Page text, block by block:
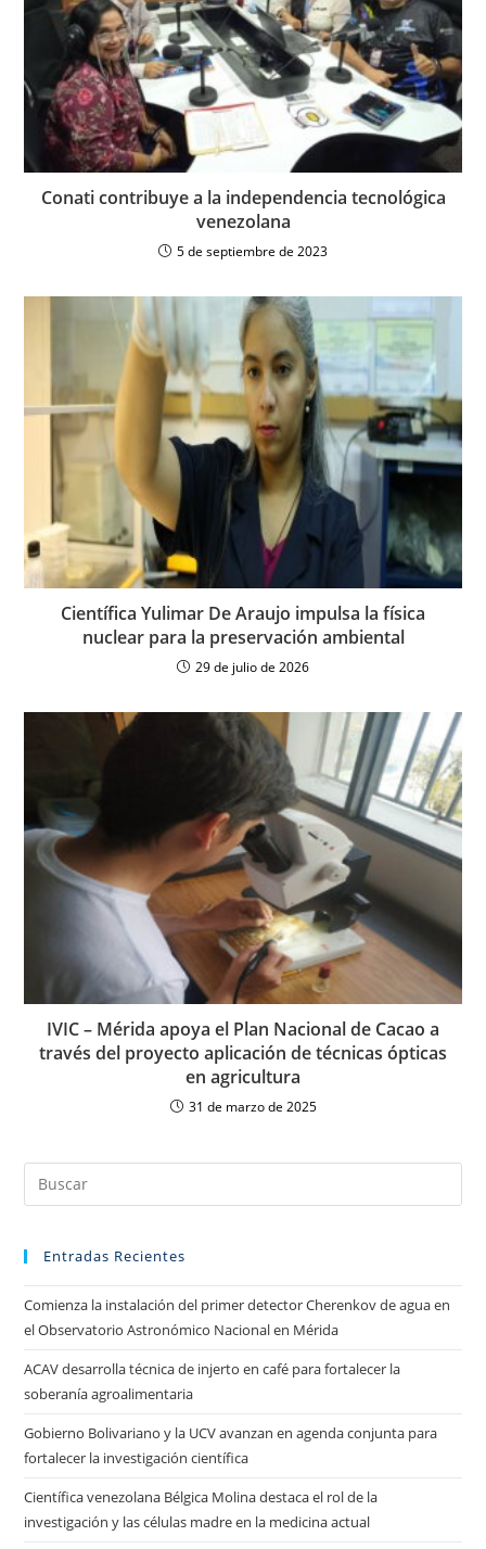
Conati contribuye a la independencia tecnológica
venezolana
5 de septiembre de 2023
Científica Yulimar De Araujo impulsa la física
nuclear para la preservación ambiental
29 de julio de 2026
IVIC – Mérida apoya el Plan Nacional de Cacao a
través del proyecto aplicación de técnicas ópticas
en agricultura
31 de marzo de 2025
Entradas Recientes
Comienza la instalación del primer detector Cherenkov de agua en
el Observatorio Astronómico Nacional en Mérida
ACAV desarrolla técnica de injerto en café para fortalecer la
soberanía agroalimentaria
Gobierno Bolivariano y la UCV avanzan en agenda conjunta para
fortalecer la investigación científica
Científica venezolana Bélgica Molina destaca el rol de la
investigación y las células madre en la medicina actual